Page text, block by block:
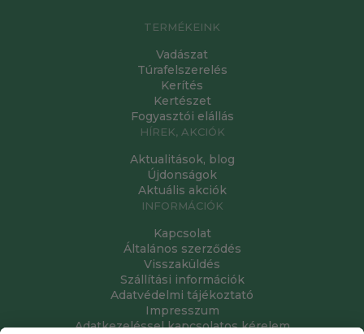
TERMÉKEINK
Vadászat
Túrafelszerelés
Kerítés
Kertészet
Fogyasztói elállás
HÍREK, AKCIÓK
Aktualitások, blog
Újdonságok
Aktuális akciók
INFORMÁCIÓK
Kapcsolat
Általános szerződés
Visszaküldés
Szállítási információk
Adatvédelmi tájékoztató
Impresszum
Adatkezeléssel kapcsolatos kérelem